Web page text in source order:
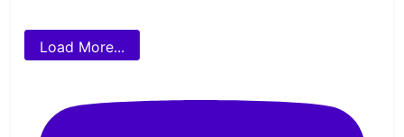
Load More...